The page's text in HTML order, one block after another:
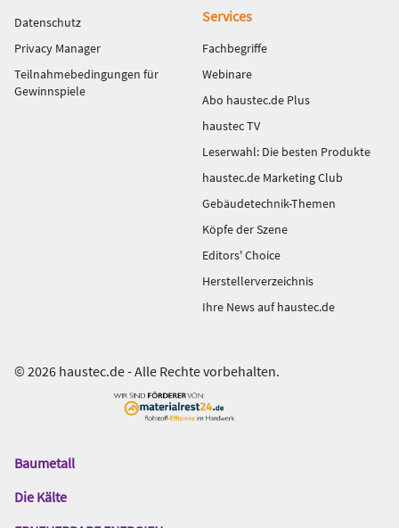
Datenschutz
Privacy Manager
Teilnahmebedingungen für
Gewinnspiele
Services
Fachbegriffe
Webinare
Abo haustec.de Plus
haustec TV
Leserwahl: Die besten Produkte
haustec.de Marketing Club
Gebäudetechnik-Themen
Köpfe der Szene
Editors' Choice
Herstellerverzeichnis
Ihre News auf haustec.de
© 2026 haustec.de - Alle Rechte vorbehalten.
Das
Gentner
Baumetall
Die Kälte